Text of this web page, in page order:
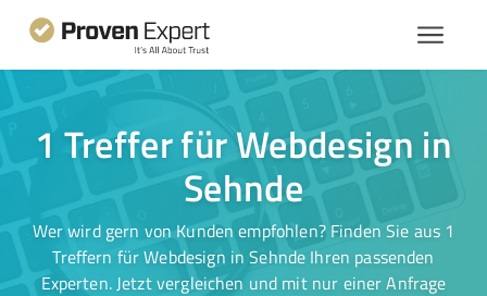
1 Treffer für Webdesign in
Sehnde
Wer wird gern von Kunden empfohlen? Finden Sie aus 1
Treffern für Webdesign in Sehnde Ihren passenden
Experten. Jetzt vergleichen und mit nur einer Anfrage